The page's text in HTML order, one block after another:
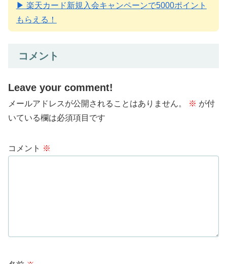
▶ 楽天カード新規入会キャンペーンで5000ポイント
もらえる！
コメント
Leave your comment!
メールアドレスが公開されることはありません。 ※ が付
いている欄は必須項目です
コメント ※